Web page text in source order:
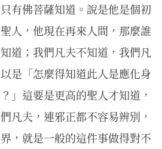
有佛菩薩知道。說是他是個初
人，他現在再來人間，那麼誰
道；我們凡夫不知道，我們凡
是「怎麼得知道此人是應化身
」這要是更高的聖人才知道，
凡夫，連邪正都不容易辨別，
，就是一般的這件事做得對不